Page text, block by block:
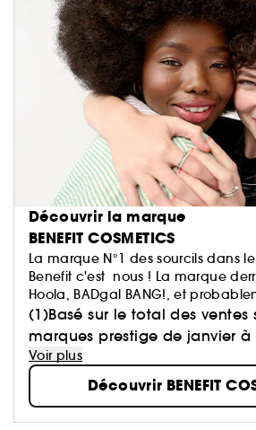
Découvrir la marque
BENEFIT COSMETICS
La marque N°1 des sourcils dans
Benefit c'est nous ! La marque
Hoola, BADgal BANG!, et
marque sourcils préférée !
Chez Benefit, nous pensons que
synonyme de plaisir et de bien-
bien-être intérieur se voit à
Alors, que vous soyez à la
make-up favori ou que vous ayez
de vous amuser, on s'occupe de
(1)Basé sur le total des ventes
marques prestige de janvier à
Voir plus
Découvrir BENEFIT